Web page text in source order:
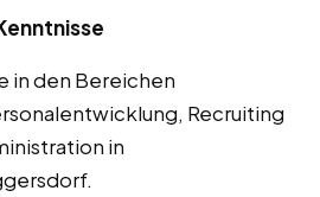
in den Bereichen
Recruiting
in